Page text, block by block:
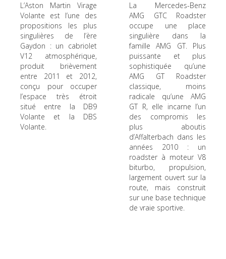
L’Aston Martin Virage
Volante est l’une des
propositions les plus
singulières de l’ère
Gaydon : un cabriolet
V12 atmosphérique,
produit brièvement
entre 2011 et 2012,
conçu pour occuper
l’espace très étroit
situé entre la DB9
Volante et la DBS
Volante.
La Mercedes-Benz
AMG GTC Roadster
occupe une place
singulière dans la
famille AMG GT. Plus
puissante et plus
sophistiquée qu’une
AMG GT Roadster
classique, moins
radicale qu’une AMG
GT R, elle incarne l’un
des compromis les
plus aboutis
d’Affalterbach dans les
années 2010 : un
roadster à moteur V8
biturbo, propulsion,
largement ouvert sur la
route, mais construit
sur une base technique
de vraie sportive.